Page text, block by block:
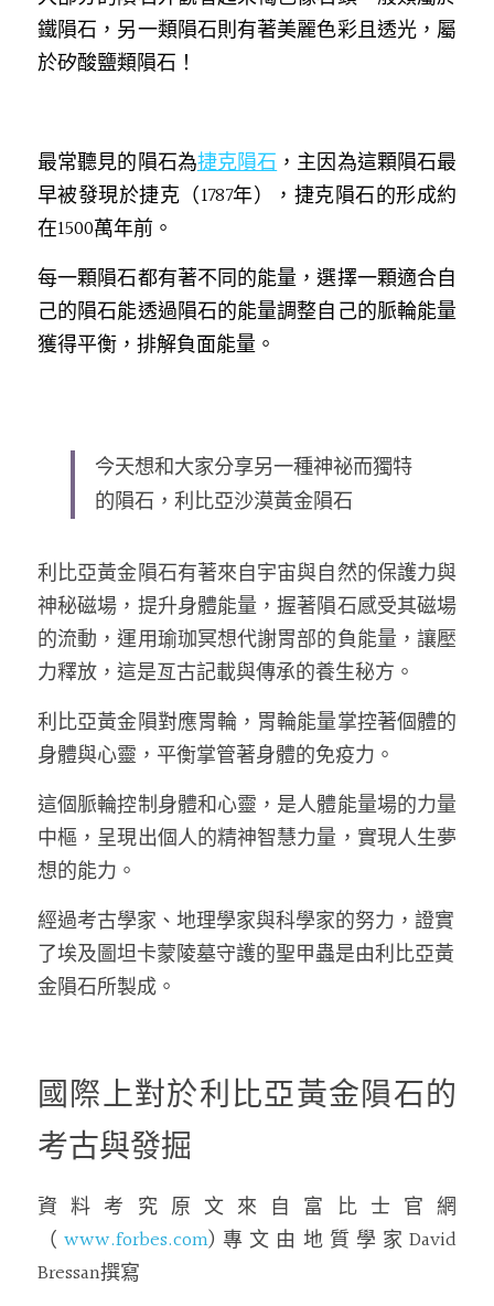
鐵隕石，另一類隕石則有著美麗色彩且透光，屬
於矽酸鹽類隕石！
最常聽見的隕石為捷克隕石，主因為這顆隕石最
早被發現於捷克（1787年），捷克隕石的形成約
在1500萬年前。
每一顆隕石都有著不同的能量，選擇一顆適合自
己的隕石能透過隕石的能量調整自己的脈輪能量
獲得平衡，排解負面能量。
今天想和大家分享另一種神祕而獨特
的隕石，利比亞沙漠黃金隕石
利比亞黃金隕石有著來自宇宙與自然的保護力與
神秘磁場，提升身體能量，握著隕石感受其磁場
的流動，運用瑜珈冥想代謝胃部的負能量，讓壓
力釋放，這是亙古記載與傳承的養生秘方。
利比亞黃金隕對應胃輪，胃輪能量掌控著個體的
身體與心靈，平衡掌管著身體的免疫力。
這個脈輪控制身體和心靈，是人體能量場的力量
中樞，呈現出個人的精神智慧力量，實現人生夢
想的能力。
經過考古學家、地理學家與科學家的努力，證實
了埃及圖坦卡蒙陵墓守護的聖甲蟲是由利比亞黃
金隕石所製成 。
國際上對於利比亞黃金隕石的
考古與發掘
資料考究原文來自富比士官網
（www.forbes.com)專文由地質學家David
Bressan撰寫